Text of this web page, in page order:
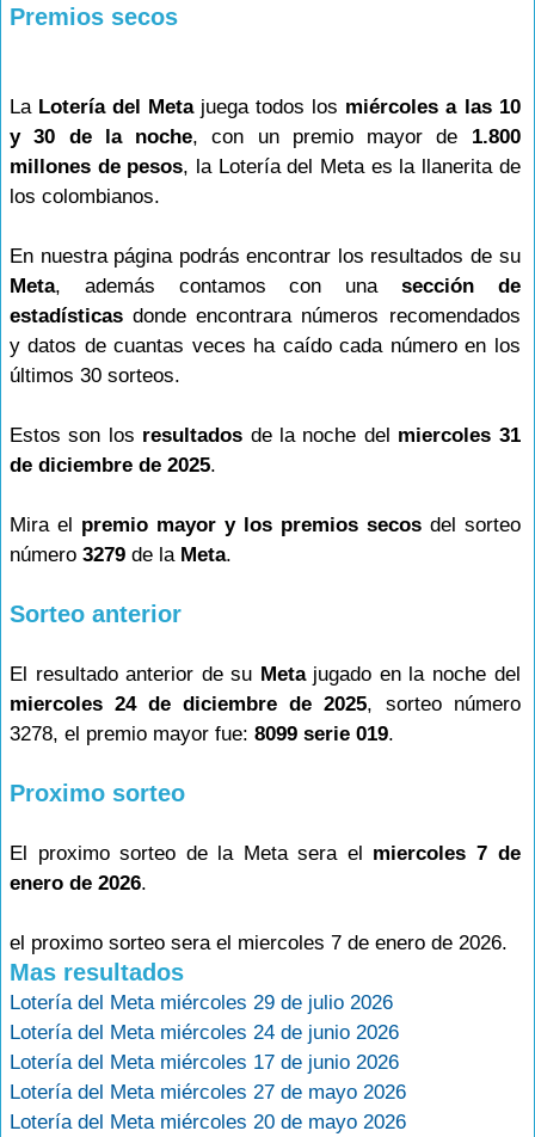
Premios secos
La Lotería del Metajuega todos los miércoles a las 10
y 30 de la noche, con un premio mayor de 1.800
millones de pesos, la Lotería del Meta es la llanerita de
los colombianos.
En nuestra página podrás encontrar los resultados de su
Meta, además contamos con una sección de
estadísticas donde encontrara números recomendados
y datos de cuantas veces ha caído cada número en los
últimos 30 sorteos.
Estos son los resultados de la noche del miercoles 31
de diciembre de 2025.
Mira el premio mayor y los premios secosdel sorteo
número 3279 de la Meta.
Sorteo anterior
El resultado anterior de su Metajugado en la noche del
miercoles 24 de diciembre de 2025, sorteo número
3278, el premio mayor fue: 8099 serie 019.
Proximo sorteo
El proximo sorteo de la Meta sera el miercoles 7 de
enero de 2026.
el proximo sorteo sera el miercoles 7 de enero de 2026.
Mas resultados
Lotería del Meta miércoles 29 de julio 2026
Lotería del Meta miércoles 24 de junio 2026
Lotería del Meta miércoles 17 de junio 2026
Lotería del Meta miércoles 27 de mayo 2026
Lotería del Meta miércoles 20 de mayo 2026